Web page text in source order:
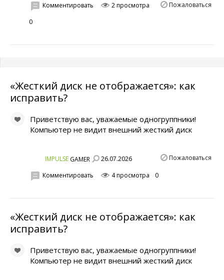
Пожаловаться
Комментировать
2 просмотра
0
«Жесткий диск не отображается»: как
исправить?
Приветствую вас, уважаемые одногруппники!
Компьютер не видит внешний жесткий диск
IMPULSE GAMER 26.07.2026 Пожаловаться
Комментировать 4 просмотра 0
«Жесткий диск не отображается»: как
исправить?
Приветствую вас, уважаемые одногруппники!
Компьютер не видит внешний жесткий диск